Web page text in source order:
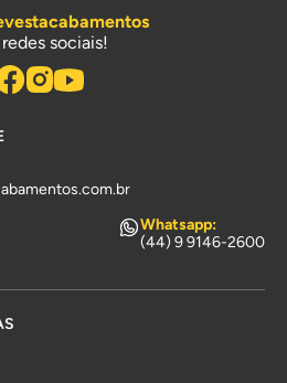
redes sociais!
Whatsapp:
(44) 9 9146-2600